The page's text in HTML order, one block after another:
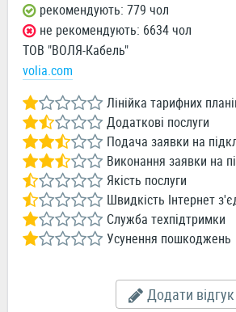
рекомендують: 779 чол
не рекомендують: 6634 чол
ТОВ "ВОЛЯ-Кабель"
volia.com
Лінійка тарифних
Додаткові послуги
Подача заявки на
Виконання заявки на
Якість послуги
Швидкість Інтернет
Служба техпідтримки
Усунення пошкоджень
Додати відгук